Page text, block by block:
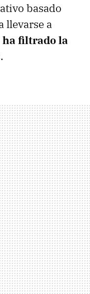
basado
llevarse a
ha filtrado la
.